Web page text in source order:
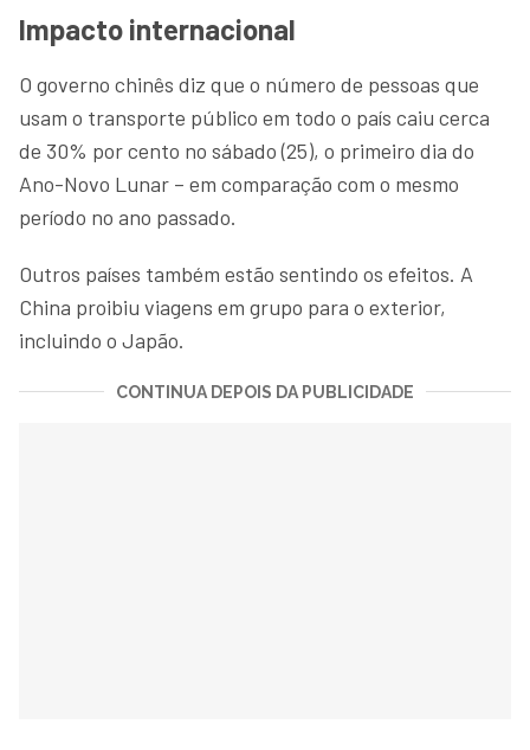
Impacto internacional
O governo chinês diz que o número de pessoas que
usam o transporte público em todo o país caiu cerca
de 30% por cento no sábado (25), o primeiro dia do
Ano-Novo Lunar – em comparação com o mesmo
período no ano passado.
Outros países também estão sentindo os efeitos. A
China proibiu viagens em grupo para o exterior,
incluindo o Japão.
CONTINUA DEPOIS DA PUBLICIDADE